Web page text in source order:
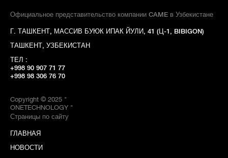
Официальное представительство компании CAME в Узбекистане
Г. ТАШКЕНТ, МАССИВ БУЮК ИПАК ЙУЛИ, 41 (Ц-1, BIBIGON)
ТАШКЕНТ, УЗБЕКИСТАН
ТЕЛ :
+998 90 907 71 77
+998 98 306 76 70
Copyright © 2025 "
ONETECHNOLOGY "
Страницы по сайту
ГЛАВНАЯ
НОВОСТИ